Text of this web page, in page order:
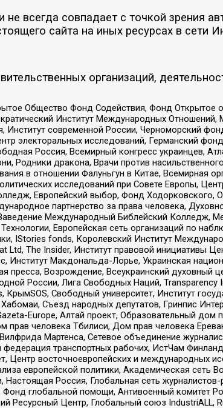
всегда совпадает с точкой зрения
сайта на иных ресурсах в сети
организаций,
Общество Фонд Содействия, Фонд Открытое
Институт Международных Отношений,
современной России, Черноморский
электоральных исследований, Германский
Россия, Всемирный конгресс украинцев,
дракона, Врачи против
в отношении Фалуньгун в Китае, Всемирная
исследований при Совете Европы,
Европейский выбор, Фонд
партнерство за права человека,
Международный Библейский Колледж,
Европейская сеть организаций по
IStories fonds, Королевский Институт
Ltd, The Insider, Институт правовой инициативы
Институт Макдональда-Лорье, Украинская
Возрождение, Всеукраинский духовный
России, Лига Свободных Наций,
Свободный университет, Институт
Съезд народных депутатов, Гринпис
Europe, Алтай проект, Образовательный
прав человека Тбилиси, Дом прав человека
Мартенса, Сетевое объединение
транспортных рабочих, ИстЧам
Центр восточноевропейских и международных
европейской политики, Академическая сеть
Россия, Глобальная сеть
глобальной помощи, Антивоенный комитет
Ресурсный Центр, Глобальный союз IndustriALL,